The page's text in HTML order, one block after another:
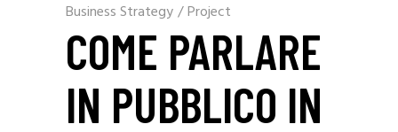
Business Strategy/Project
COME PARLARE
IN PUBBLICO IN